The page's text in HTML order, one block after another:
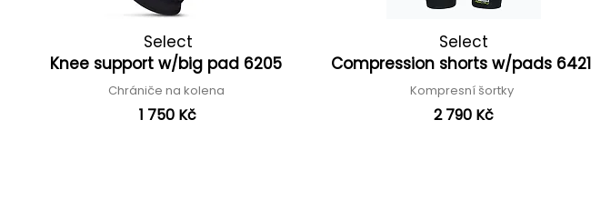
Select
Knee support w/big pad 6205
Chrániče na kolena
1 750 Kč
Select
Compression shorts w/pads 6421
Kompresní šortky
2 790 Kč